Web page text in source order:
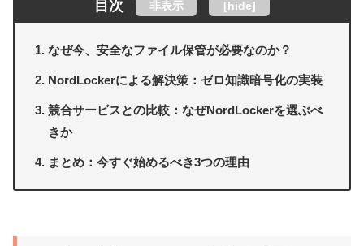
目次 非表示 [hide]
なぜ今、安全なファイル保管が必要なのか？
NordLockerによる解決策：ゼロ知識暗号化の実装
競合サービスとの比較：なぜNordLockerを選ぶべ
きか
まとめ：今すぐ始めるべき3つの理由